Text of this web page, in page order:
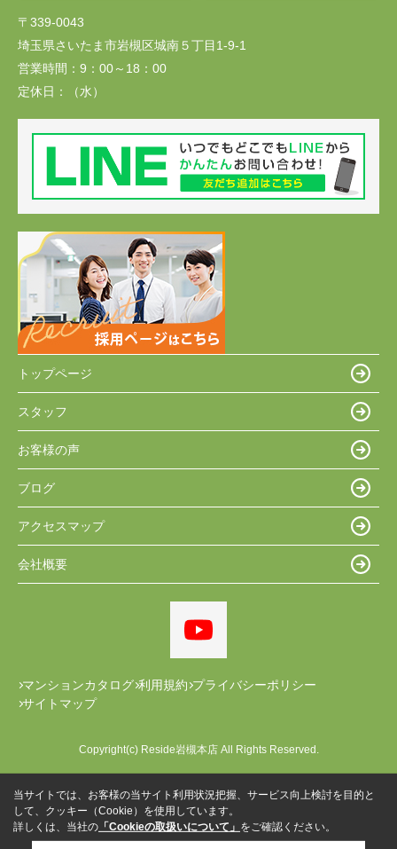
〒339-0043
埼玉県さいたま市岩槻区城南５丁目1-9-1
営業時間： 9：00～18：00
定休日：
（水）
トップページ
スタッフ
お客様の声
ブログ
アクセスマップ
会社概要
マンションカタログ 利用規約 プライバシーポリシー
サイトマップ
Copyright(c) Reside岩槻本店 All Rights Reserved.
当サイトでは、お客様の当サイト利用状況把握、サービス向上検討を目的と
して、クッキー（Cookie）を使用しています。
詳しくは、当社の 「Cookieの取扱いについて」 をご確認ください。